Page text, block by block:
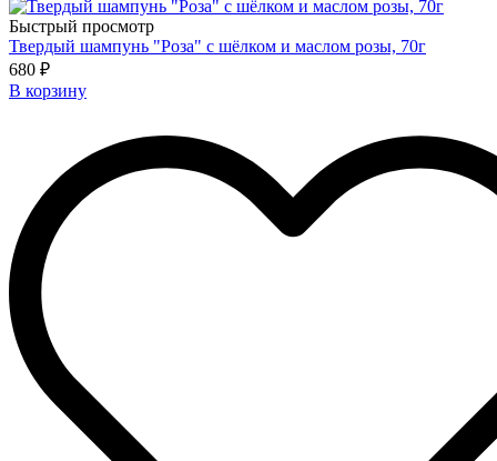
Быстрый просмотр
Твердый шампунь "Роза" с шёлком и маслом розы, 70г
680 ₽
В корзину